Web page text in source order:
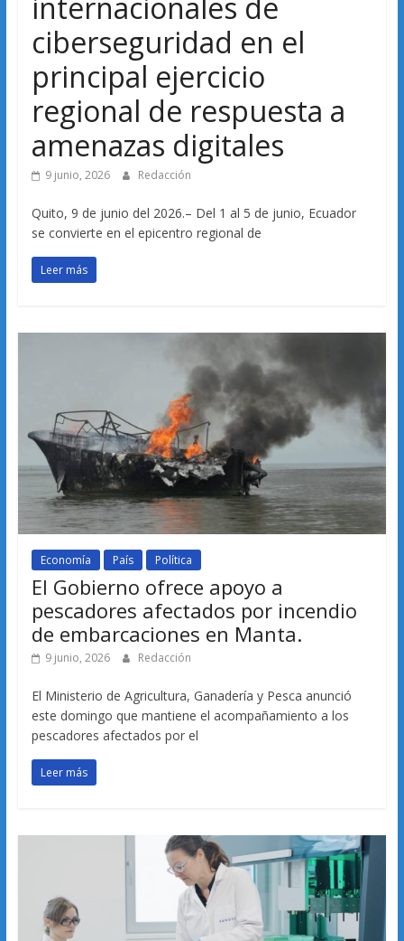
ciberseguridad en el
principal ejercicio
regional de respuesta a
amenazas digitales
9 junio, 2026 Redacción
Quito, 9 de junio del 2026.– Del 1 al 5 de junio, Ecuador
se convierte en el epicentro regional de
Leer más
Economía País Política
El Gobierno ofrece apoyo a
pescadores afectados por incendio
de embarcaciones en Manta.
9 junio, 2026 Redacción
El Ministerio de Agricultura, Ganadería y Pesca anunció
este domingo que mantiene el acompañamiento a los
pescadores afectados por el
Leer más